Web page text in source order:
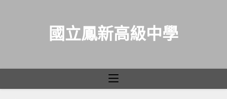
國立鳳新高級中學